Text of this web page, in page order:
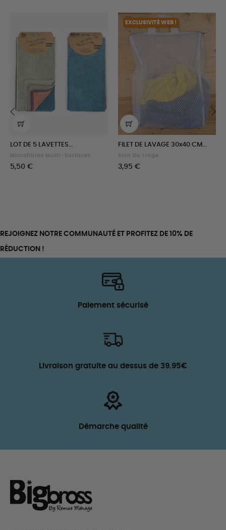
LOT DE 5 LAVETTES...
Microfibres Multi-Surfaces
Prix
5,50 €
EXCLUSIVITÉ WEB !
FILET DE LAVAGE 30x40 CM...
Soin Du Linge
Prix
3,95 €
REJOIGNEZ NOTRE COMMUNAUTÉ ET PROFITEZ DE 10% DE
RÉDUCTION !
Paiement sécurisé
Livraison gratuite au dessus de 39.95€
Démarche qualité